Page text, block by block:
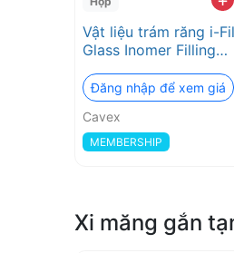
Vật liệu trám răng i-Fil
Glass Inomer Filling
Đăng nhập để xem giá
Cavex
MEMBERSHIP
Xi măng gắn